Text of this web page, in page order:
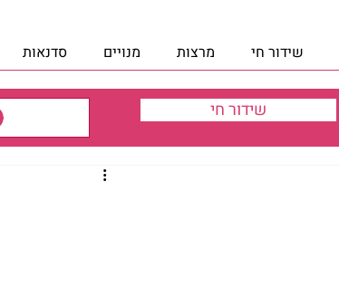
שידור חי מרצות מנויים סדנאות
שידור חי